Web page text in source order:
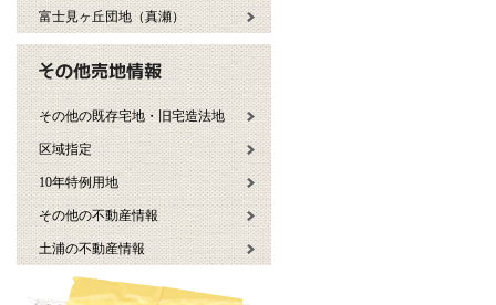
富士見ヶ丘団地（真瀬）
その他の既存宅地・旧宅造法地
区域指定
10年特例用地
その他の不動産情報
土浦の不動産情報